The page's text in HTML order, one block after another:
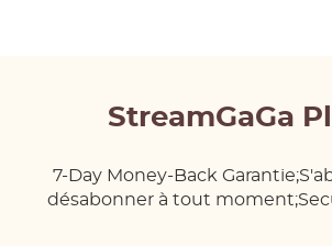
StreamGaGa
7-Day Money-Back
désabonner à tout